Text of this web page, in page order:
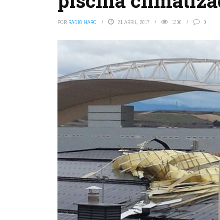
POR RADIO HARO 21 ABRIL, 2017 1300 0